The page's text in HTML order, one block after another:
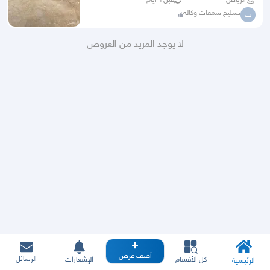
ت تشليح شمعات وكاله
لا يوجد المزيد من العروض
الرئيسية كل الأقسام أضف عرض الإشعارات الرسائل